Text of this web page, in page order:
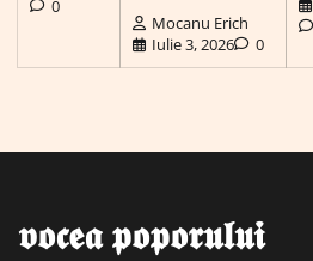
0
Mocanu Erich
Iulie 3, 2026
0
𝖛𝖔𝖈𝖊𝖆 𝖕𝖔𝖕𝖔𝖗𝖚𝖑𝖚𝖎